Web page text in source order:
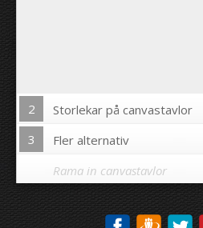
2
Storlekar på canvastavlor
3
Fler alternativ
Skriva ut bilden på kanterna
Rama in canvastavlor